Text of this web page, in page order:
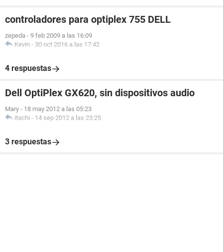
controladores para optiplex 755 DELL
zepeda - 9 feb 2009 a las 16:09
Kevin - 30 oct 2016 a las 17:42
4 respuestas
Dell OptiPlex GX620, sin dispositivos audio
Mary - 18 may 2012 a las 05:23
itachi - 14 sep 2012 a las 23:25
3 respuestas